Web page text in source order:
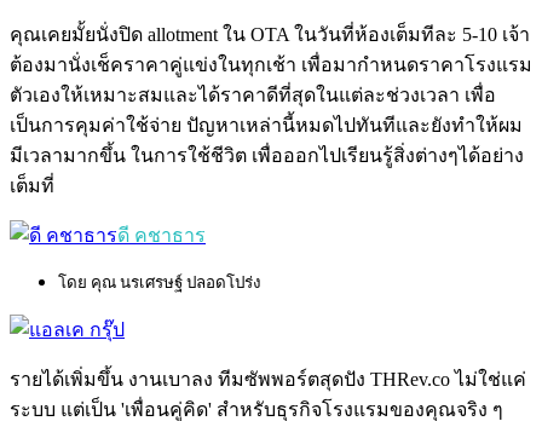
คุณเคยมั้ยนั่งปิด allotment ใน OTA ในวันที่ห้องเต็มทีละ 5-10 เจ้า
ต้องมานั่งเช็คราคาคู่แข่งในทุกเช้า เพื่อมากำหนดราคาโรงแรม
ตัวเองให้เหมาะสมและได้ราคาดีที่สุดในแต่ละช่วงเวลา เพื่อ
เป็นการคุมค่าใช้จ่าย ปัญหาเหล่านี้หมดไปทันทีและยังทำให้ผม
มีเวลามากขึ้น ในการใช้ชีวิต เพื่อออกไปเรียนรู้สิ่งต่างๆได้อย่าง
เต็มที่
ดี คชาธาร
โดย คุณ นรเศรษฐ์ ปลอดโปร่ง
รายได้เพิ่มขึ้น งานเบาลง ทีมซัพพอร์ตสุดปัง THRev.co ไม่ใช่แค่
ระบบ แต่เป็น 'เพื่อนคู่คิด' สำหรับธุรกิจโรงแรมของคุณจริง ๆ